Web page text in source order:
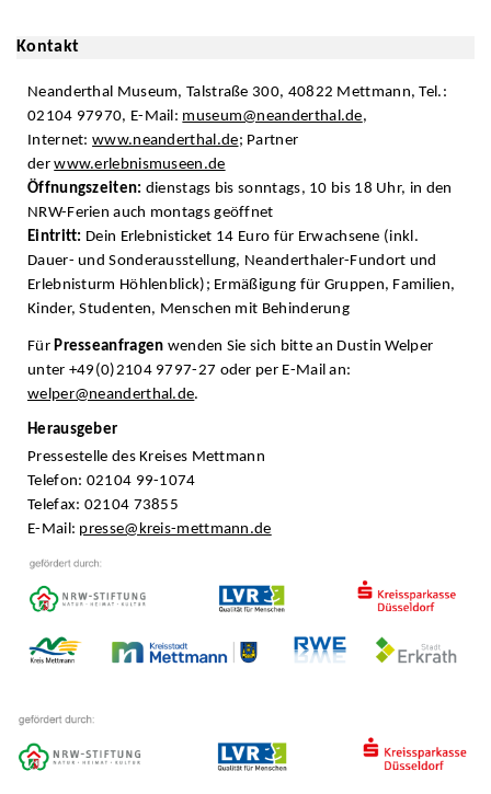
Kontakt
Neanderthal Museum, Talstraße 300, 40822 Mettmann, Tel.:
02104 97970, E-Mail: museum@neanderthal.de,
Internet:www.neanderthal.de; Partner
derwww.erlebnismuseen.de
Öffnungszeiten: dienstags bis sonntags, 10 bis 18 Uhr, in den
NRW-Ferien auch montags geöffnet
Eintritt: Dein Erlebnisticket 14 Euro für Erwachsene (inkl.
Dauer- und Sonderausstellung, Neanderthaler-Fundort und
Erlebnisturm Höhlenblick); Ermäßigung für Gruppen, Familien,
Kinder, Studenten, Menschen mit Behinderung
Für Presseanfragen wenden Sie sich bitte an Dustin Welper
unter +49(0)2104 9797-27 oder per E-Mail an:
welper@neanderthal.de.
Herausgeber
Pressestelle des Kreises Mettmann
Telefon: 02104 99-1074
Telefax: 02104 73855
E-Mail: presse@kreis-mettmann.de